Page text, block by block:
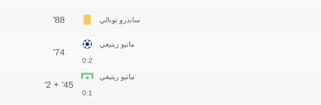
ساندرو تونالي 88'
2:0
ماتيو ريتيغي
74'
1:0
ماتيو ريتيغي
45' + 2'